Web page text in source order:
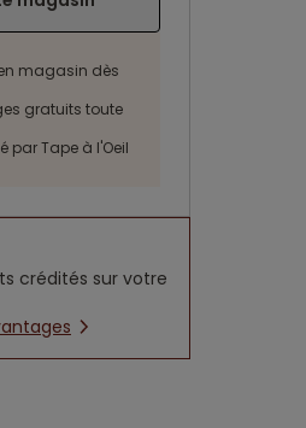
magasin dès
gratuits toute
par Tape à l'Oeil
crédités sur votre